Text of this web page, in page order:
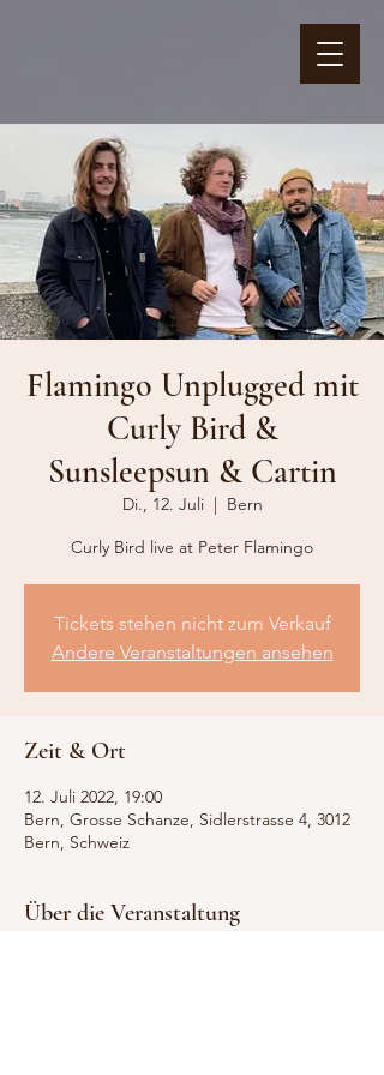
Flamingo Unplugged mit
Curly Bird &
Sunsleepsun & Cartin
Di., 12. Juli
  |
Bern
Curly Bird live at Peter Flamingo
Tickets stehen nicht zum Verkauf
Andere Veranstaltungen ansehen
Zeit & Ort
12. Juli 2022, 19:00
Bern, Grosse Schanze, Sidlerstrasse 4, 3012
Bern, Schweiz
Über die Veranstaltung